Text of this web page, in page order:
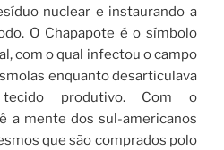
nuclear e instaurando a
O Chapapote é o símbolo
com o qual infectou o campo
enquanto desarticulava
produtivo. Com o
a mente dos sul-americanos
que são comprados polo